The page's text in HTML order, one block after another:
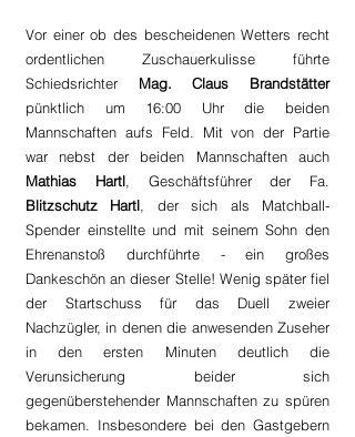
Vor einer ob des bescheidenen Wetters recht
ordentlichen Zuschauerkulisse führte
Schiedsrichter
Mag. Claus Brandstätter
pünktlich um 16:00 Uhr die beiden
Mannschaften aufs Feld. Mit von der Partie
Mathias Hartl, Geschäftsführer der Fa.
Blitzschutz Hartl, der sich als Matchball-
Spender einstellte und mit seinem Sohn den
Ehrenanstoß durchführte - ein großes
Dankeschön an dieser Stelle! Wenig später fiel
der Startschuss für das Duell zweier
Nachzügler, in denen die anwesenden Zuseher
in den ersten Minuten deutlich die
Verunsicherung beider sich
gegenüberstehender Mannschaften zu spüren
bekamen. Insbesondere bei den Gastgebern